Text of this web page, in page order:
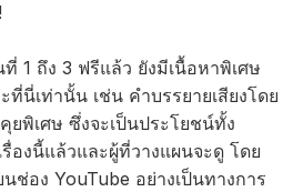
1 ถึง 3 ฟรีแล้ว ยังมีเนื้อหาพิเศษ
นี่เท่านั้น เช่น คำบรรยายเสียงโดย
พิเศษ ซึ่งจะเป็นประโยชน์ทั้ง
องนี้แล้วและผู้ที่วางแผนจะดู โดย
ช่อง YouTube อย่างเป็นทางการ